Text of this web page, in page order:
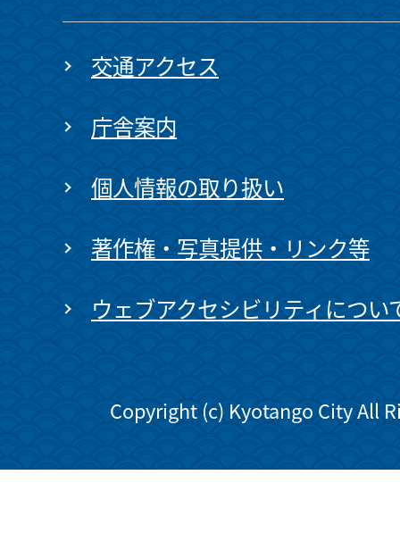
交通アクセス
庁舎案内
個人情報の取り扱い
著作権・写真提供・リンク等
ウェブアクセシビリティについ
Copyright (c) Kyotango City All